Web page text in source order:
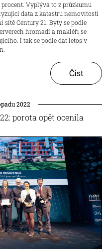
Vyplývá to z průzkumu
data z katastru nemovitostí
Century 21. Byty se podle
hromadí a makléři se
I tak se podle dat letos v
Číst
2022
porota opět ocenila